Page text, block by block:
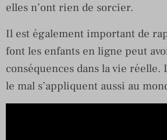
elles n’ont rien de sorcier.
Il est également important de
font les enfants en ligne peut
conséquences dans la vie
le mal s’appliquent aussi au